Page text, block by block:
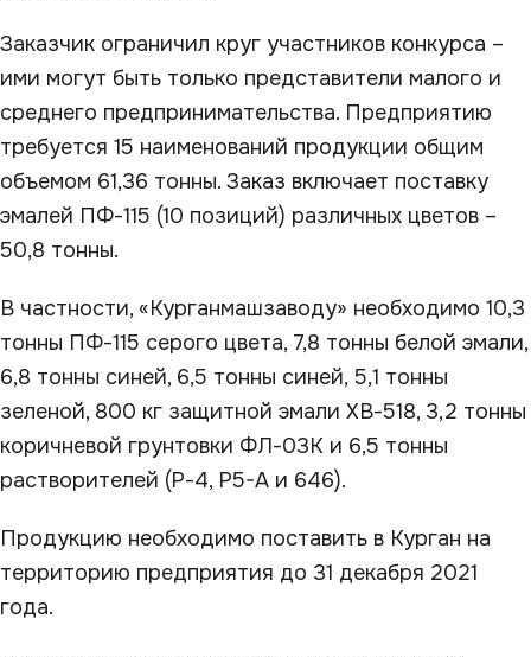
Заказчик ограничил круг участников конкурса –
ими могут быть только представители малого и
среднего предпринимательства. Предприятию
требуется 15 наименований продукции общим
объемом 61,36 тонны. Заказ включает поставку
эмалей ПФ-115 (10 позиций) различных цветов –
50,8 тонны.
В частности, «Курганмашзаводу» необходимо 10,3
тонны ПФ-115 серого цвета, 7,8 тонны белой эмали,
6,8 тонны синей, 6,5 тонны синей, 5,1 тонны
зеленой, 800 кг защитной эмали ХВ-518, 3,2 тонны
коричневой грунтовки ФЛ-03К и 6,5 тонны
растворителей (Р-4, Р5-А и 646).
Продукцию необходимо поставить в Курган на
территорию предприятия до 31 декабря 2021
года.